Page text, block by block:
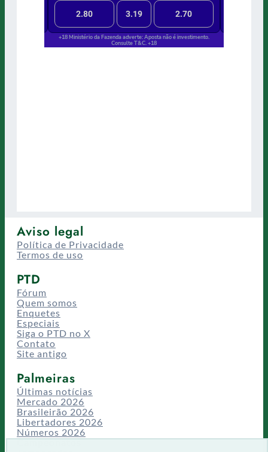
Aviso legal
Política de Privacidade
Termos de uso
PTD
Fórum
Quem somos
Enquetes
Especiais
Siga o PTD no X
Contato
Site antigo
Palmeiras
Últimas notícias
Mercado 2026
Brasileirão 2026
Libertadores 2026
Números 2026
Campeonatos